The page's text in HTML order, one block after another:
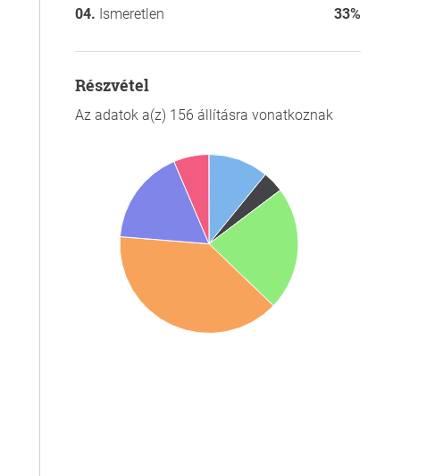
Ismeretlen 33%
részvétel
Az adatok a(z) 156 állításra vonatkoznak